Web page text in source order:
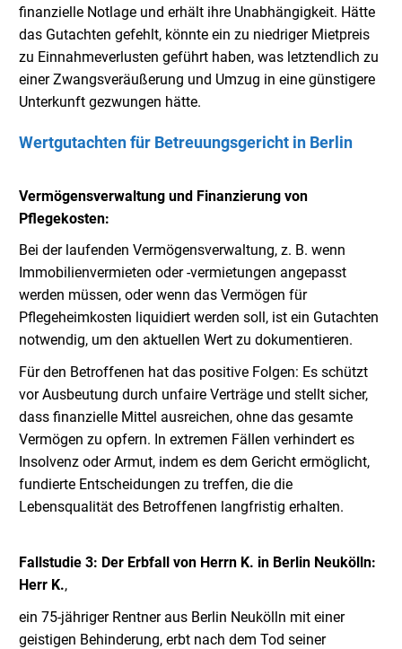
finanzielle Notlage und erhält ihre Unabhängigkeit. Hätte
das Gutachten gefehlt, könnte ein zu niedriger Mietpreis
zu Einnahmeverlusten geführt haben, was letztendlich zu
einer Zwangsveräußerung und Umzug in eine günstigere
Unterkunft gezwungen hätte.
Wertgutachten für Betreuungsgericht in Berlin
Vermögensverwaltung und Finanzierung von
Pflegekosten:
Bei der laufenden Vermögensverwaltung, z. B. wenn
Immobilienvermieten oder -vermietungen angepasst
werden müssen, oder wenn das Vermögen für
Pflegeheimkosten liquidiert werden soll, ist ein Gutachten
notwendig, um den aktuellen Wert zu dokumentieren.
Für den Betroffenen hat das positive Folgen: Es schützt
vor Ausbeutung durch unfaire Verträge und stellt sicher,
dass finanzielle Mittel ausreichen, ohne das gesamte
Vermögen zu opfern. In extremen Fällen verhindert es
Insolvenz oder Armut, indem es dem Gericht ermöglicht,
fundierte Entscheidungen zu treffen, die die
Lebensqualität des Betroffenen langfristig erhalten.
Fallstudie 3: Der Erbfall von Herrn K. in Berlin Neukölln:
Herr K.,
ein 75-jähriger Rentner aus Berlin Neukölln mit einer
geistigen Behinderung, erbt nach dem Tod seiner